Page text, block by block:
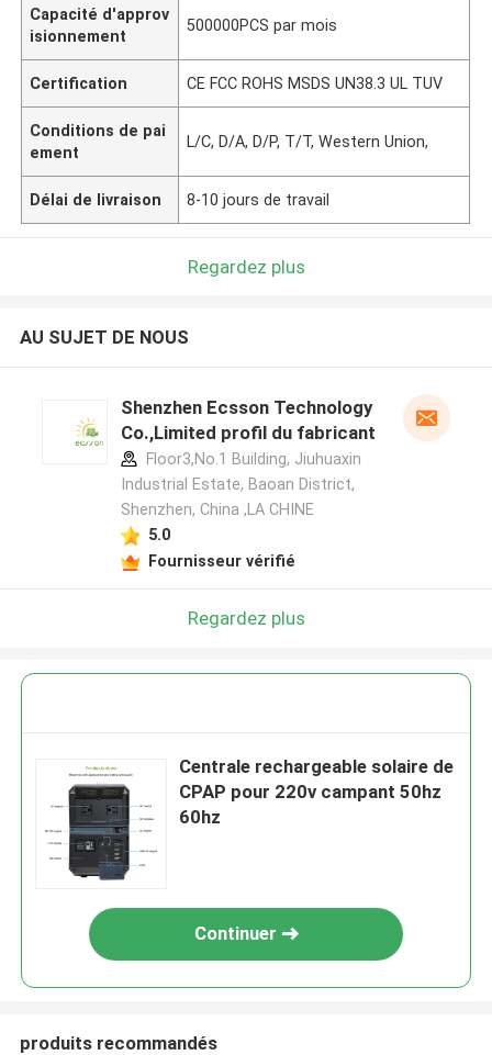
Capacité d'approv
isionnement
500000PCS par mois
Certification CE FCC ROHS MSDS UN38.3 UL TUV
Conditions de pai
ement
L/C, D/A, D/P, T/T, Western Union,
Délai de livraison 8-10 jours de travail
Regardez plus
AU SUJET DE NOUS
Shenzhen Ecsson Technology
Co.,Limited profil du fabricant
Floor3,No.1 Building, Jiuhuaxin
Industrial Estate, Baoan District,
Shenzhen, China ,LA CHINE
5.0
Fournisseur vérifié
Regardez plus
Centrale rechargeable solaire de
CPAP pour 220v campant 50hz
60hz
Continuer
produits recommandés